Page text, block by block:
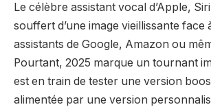
Le célèbre assistant vocal d’Apple,
souffert d’une image vieillissante face
assistants de Google, Amazon ou
Pourtant, 2025 marque un tournant
est en train de tester une version
alimentée par une version